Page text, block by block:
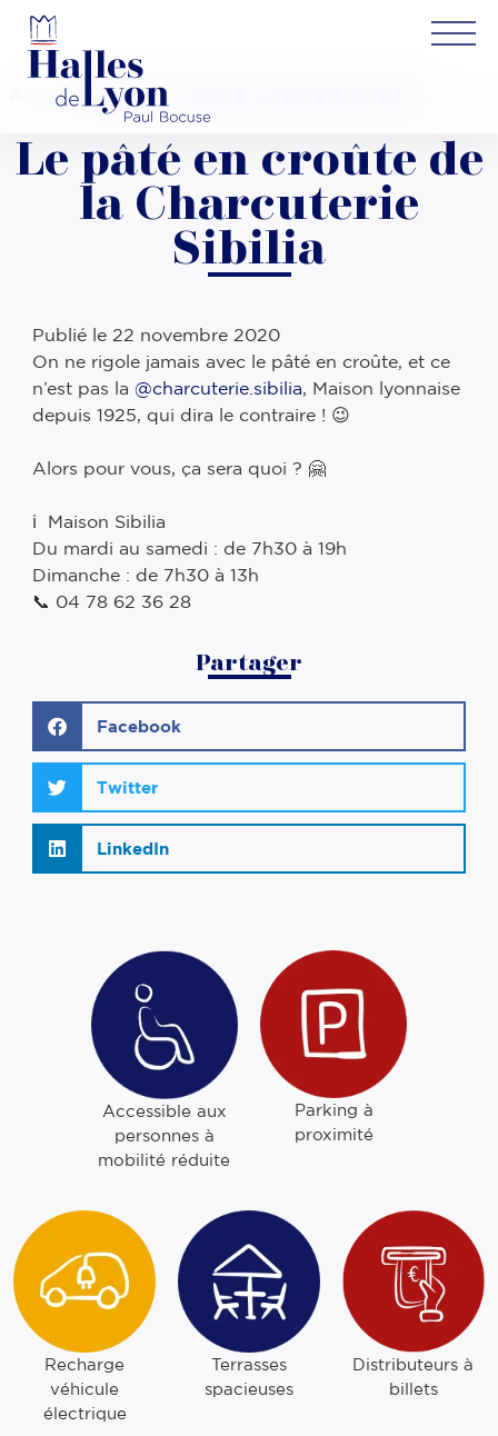
Accueil » Le pâté en croûte de la Charcuterie Sibilia
Le pâté en croûte de
la Charcuterie
Sibilia
Publié le 22 novembre 2020
On ne rigole jamais avec le pâté en croûte, et ce
n’est pas la @charcuterie.sibilia, Maison lyonnaise
depuis 1925, qui dira le contraire ! 😉 ⠀
Alors pour vous, ça sera quoi ? 🤗 ⠀
ℹ️ Maison Sibilia ⠀
Du mardi au samedi : de 7h30 à 19h ⠀
Dimanche : de 7h30 à 13h ⠀
📞 04 78 62 36 28
Partager
Facebook
Twitter
LinkedIn
Accessible aux
personnes à
mobilité réduite
Parking à
proximité
Recharge
véhicule
électrique
Terrasses
spacieuses
Distributeurs à
billets